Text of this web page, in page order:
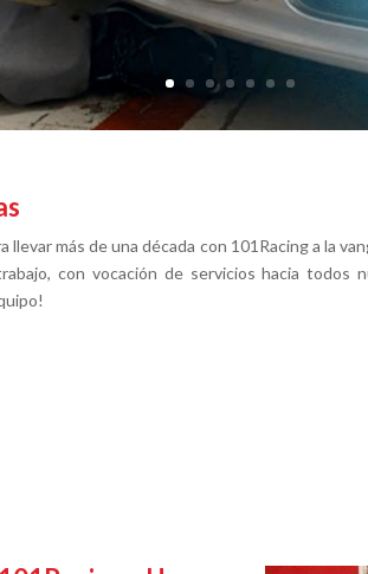
más de una década con 101Racing a la
con vocación de servicios hacia